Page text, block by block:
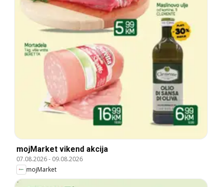
mojMarket vikend akcija
07.08.2026- 09.08.2026
mojMarket